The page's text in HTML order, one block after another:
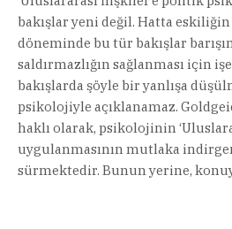
bakışlar yeni değil. Hatta eskiliğin
döneminde bu tür bakışlar
saldırmazlığın sağlanması için
bakışlarda şöyle bir yanlışa
psikolojiyle açıklanamaz.
haklı olarak, psikolojinin
uygulanmasının mutlaka
sürmektedir. Bunun yerine,